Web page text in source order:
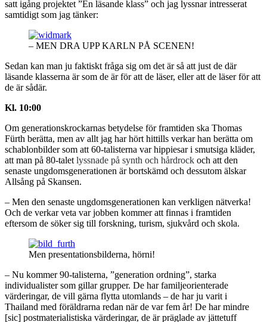
satt igång projektet ”En läsande klass” och jag lyssnar intresserat
samtidigt som jag tänker:
– MEN DRA UPP KARLN PÅ SCENEN!
Sedan kan man ju faktiskt fråga sig om det är så att just de där
läsande klasserna är som de är för att de läser, eller att de läser för att
de är sådär.
Kl. 10:00
Om generationskrockarnas betydelse för framtiden ska Thomas
Fürth berätta, men av allt jag har hört hittills verkar han berätta om
schablonbilder som att 60-talisterna var hippiesar i smutsiga kläder,
att man på 80-talet lyssnade på synth och hårdrock och att den
senaste ungdomsgenerationen är bortskämd och dessutom älskar
Allsång på Skansen.
– Men den senaste ungdomsgenerationen kan verkligen nätverka!
Och de verkar veta var jobben kommer att finnas i framtiden
eftersom de söker sig till forskning, turism, sjukvård och skola.
Men presentationsbilderna, hörni!
– Nu kommer 90-talisterna, ”generation ordning”, starka
individualister som gillar grupper. De har familjeorienterade
värderingar, de vill gärna flytta utomlands – de har ju varit i
Thailand med föräldrarna redan när de var fem år! De har mindre
[sic] postmaterialistiska värderingar, de är präglade av jättetuff